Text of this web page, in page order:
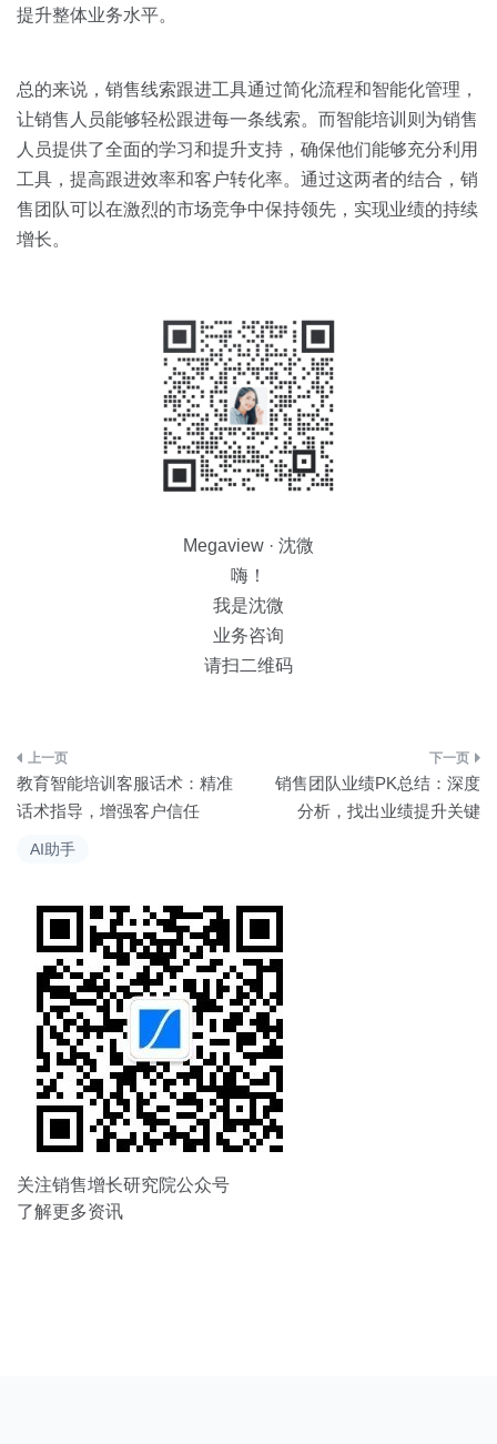
AI助手
提升整体业务水平。
总的来说，销售线索跟进工具通过简化流程和智能化管理，
让销售人员能够轻松跟进每一条线索。而智能培训则为销售
人员提供了全面的学习和提升支持，确保他们能够充分利用
工具，提高跟进效率和客户转化率。通过这两者的结合，销
售团队可以在激烈的市场竞争中保持领先，实现业绩的持续
增长。
Megaview · 沈微
嗨！
我是沈微
业务咨询
请扫二维码
文
章
导
航
教育智能培训客服话术：精准
话术指导，增强客户信任
销售团队业绩PK总结：深度
分析，找出业绩提升关键
关注销售增长研究院公众号
了解更多资讯